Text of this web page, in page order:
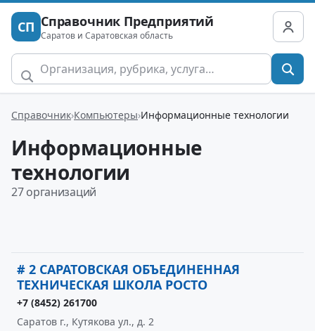
СП Справочник Предприятий
Саратов и Саратовская область
Справочник Компьютеры Информационные технологии
Информационные
технологии
27 организаций
# 2 САРАТОВСКАЯ ОБЪЕДИНЕННАЯ
ТЕХНИЧЕСКАЯ ШКОЛА РОСТО
+7 (8452) 261700
Саратов г., Кутякова ул., д. 2